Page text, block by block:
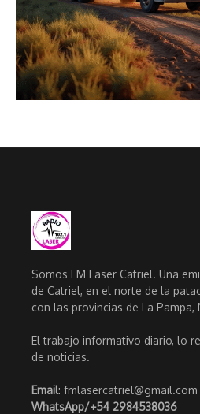
Somos FM Laser Catriel. Una
de Catriel, en el norte de la
con las provincias de La Pampa,
El trabajo informativo diario, lo
de noticias.
Email: fmlasercatriel@gmail.com
WhatsApp/+54 2984538036